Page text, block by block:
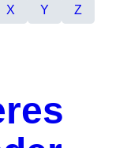
X Y Z